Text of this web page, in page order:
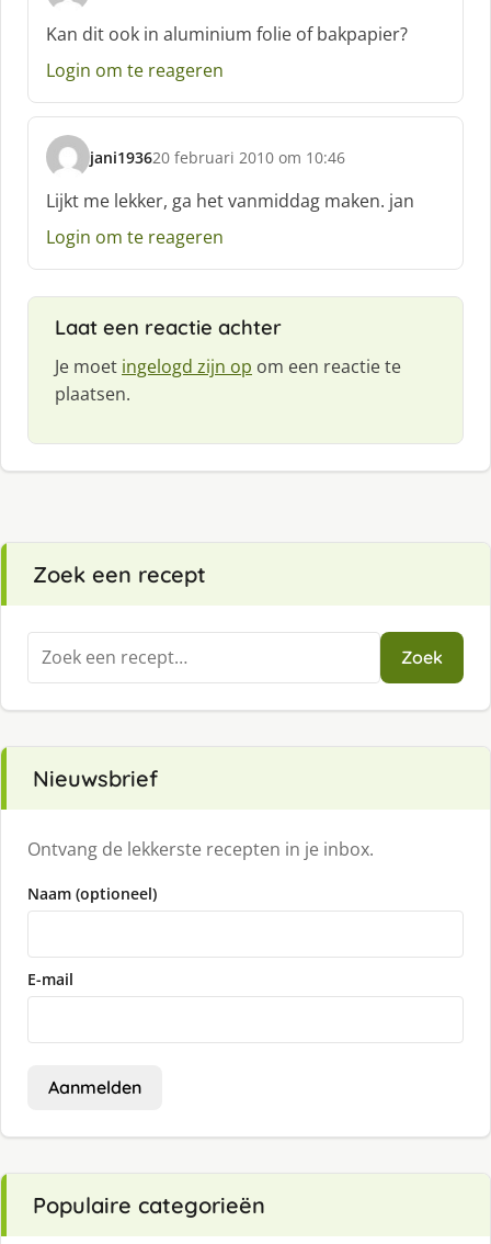
c
h
r
e
f
:
Kan dit ook in aluminium folie of bakpapier?
Login om te reageren
jani1936
s
c
h
r
20 februari 2010 om 10:46
Lijkt me lekker, ga het vanmiddag maken. jan
Login om te reageren
Laat een reactie achter
Je moet ingelogd zijn op om een reactie te
plaatsen.
Zoek een recept
Zoeken
naar:
Zoek
Nieuwsbrief
Ontvang de lekkerste recepten in je inbox.
Naam (optioneel)
E-mail
Aanmelden
Populaire categorieën